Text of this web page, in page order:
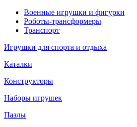
Военные игрушки и фигурки
Роботы-трансформеры
Транспорт
Игрушки для спорта и отдыха
Каталки
Конструкторы
Наборы игрушек
Пазлы